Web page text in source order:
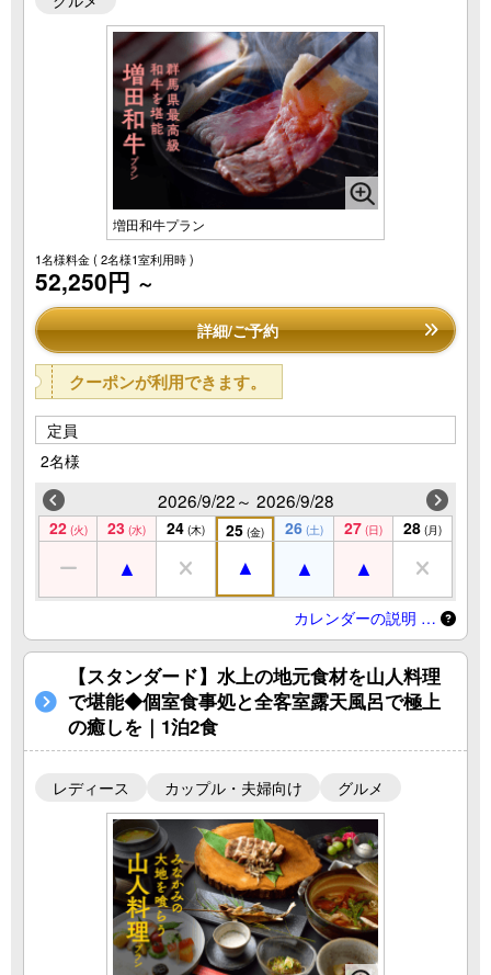
増田和牛プラン
1名様料金( 2名様1室利用時 )
52,250円 ～
詳細/ご予約
クーポンが利用できます。
定員
2名様
2026/9/22～ 2026/9/28
22 (火) 23 (水) 24 (木) 25 (金) 26 (土) 27 (日) 28 (月)
カレンダーの説明 …
【スタンダード】水上の地元食材を山人料理
で堪能◆個室食事処と全客室露天風呂で極上
の癒しを｜1泊2食
レディース カップル・夫婦向け グルメ